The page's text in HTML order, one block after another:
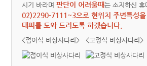
시기 바라며판단이 어려울때는 소지하신
02)2290-7111~3으로 현위치 주변특성을
대피를 도와 드리도록 하겠습니다.
<접이식 비상사다리> <고정식 비상사다리>